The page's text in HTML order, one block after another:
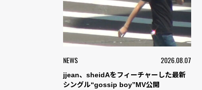
NEWS 2026.08.07
jjean、sheidAをフィーチャーした最新
シングル“gossip boy”MV公開